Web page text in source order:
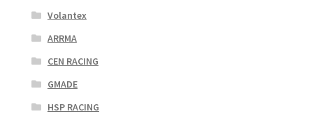
Volantex
ARRMA
CEN RACING
GMADE
HSP RACING